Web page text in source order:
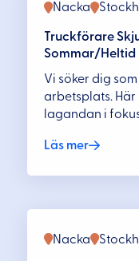
Nacka
Truckförare
Sommar/Heltid
Vi söker dig
arbetsplats. Här
lagandan i
Läs mer
Nacka